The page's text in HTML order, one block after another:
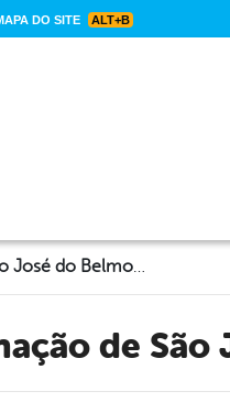
DO SITE ALT+B
Boletim de vacinação de São José do Belmonte – 23/04/2021
de